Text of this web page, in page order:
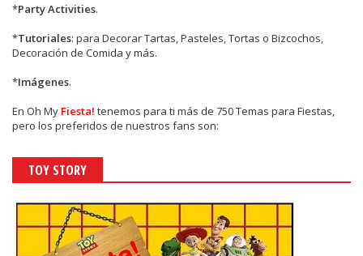
*Party Activities.
*Tutoriales: para Decorar Tartas, Pasteles, Tortas o Bizcochos,
Decoración de Comida y más.
*Imágenes.
En Oh My Fiesta! tenemos para ti más de 750 Temas para Fiestas,
pero los preferidos de nuestros fans son:
TOY STORY